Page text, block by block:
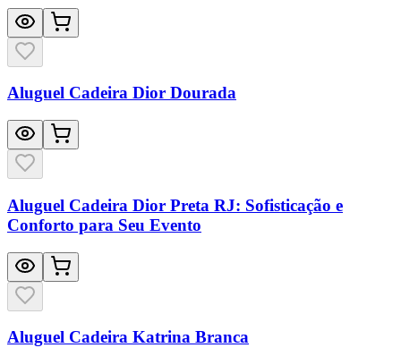
Aluguel Cadeira Dior Dourada
Aluguel Cadeira Dior Preta RJ: Sofisticação e
Conforto para Seu Evento
Aluguel Cadeira Katrina Branca